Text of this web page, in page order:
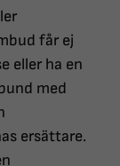
får ej
eller ha en
med
ersättare.